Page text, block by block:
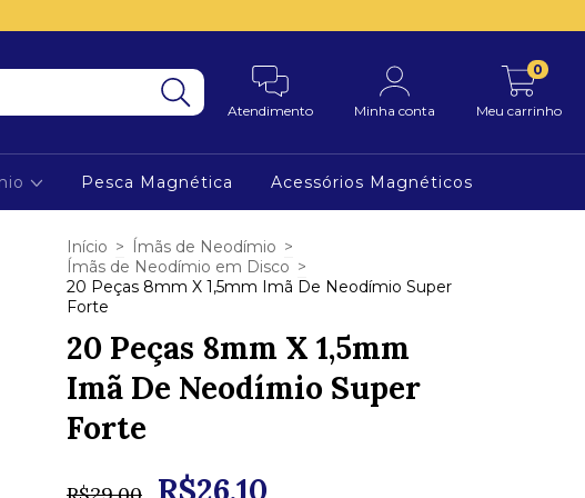
Atendimento Minha conta Meu carrinho
0
Pesca Magnética Acessórios Magnéticos
Início > Ímãs de Neodímio >
Ímãs de Neodímio em Disco >
20 Peças 8mm X 1,5mm Imã De Neodímio Super
Forte
20 Peças 8mm X 1,5mm
Imã De Neodímio Super
Forte